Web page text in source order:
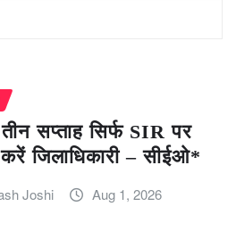
सप्ताह सिर्फ SIR पर
जिलाधिकारी – सीईओ*
Joshi Aug 1, 2026